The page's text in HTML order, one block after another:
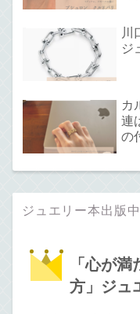
川
ジ
カ
連
の
ジュエリー本出版中
「心が
方」ジュ